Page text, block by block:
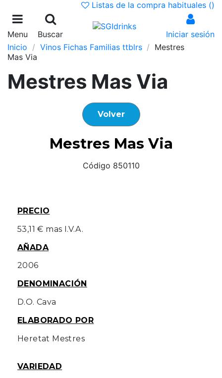
Listas de la compra habituales ()
Menu Buscar
Iniciar sesión
Inicio
Vinos Fichas Familias ttblrs
Mestres
Mas Via
Mestres Mas Via
Volver
Mestres Mas Via
Código 850110
PRECIO
53,11 € mas I.V.A.
AÑADA
2006
DENOMINACIÓN
D.O. Cava
ELABORADO POR
Heretat Mestres
VARIEDAD